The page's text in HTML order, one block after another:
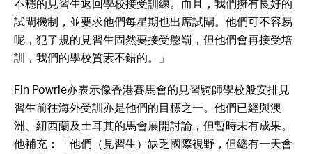
不穩的見習生返回學校接受訓練。而且，我們擁有良好的
試閘機制，並要求他們每星期也出席試閘。他們可不容易
呢，犯了規的見習生固然要接受懲罰，但他們會再接受培
訓，我們的學校質素不錯的。」
Fin Powrie亦表示像香港賽馬會的見習騎師學校般安排見
習生前往海外受訓亦是他們的目標之一。他們已經與澳
洲、紐西蘭及土耳其的馬會展開討論，但暫時未有成果。
他補充：「他們（見習生）缺乏國際視野，但總有一天會